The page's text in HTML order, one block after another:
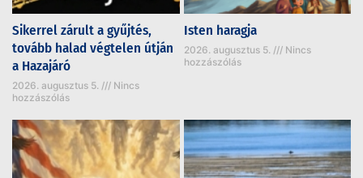
Sikerrel zárult a gyűjtés,
tovább halad végtelen útján
a Hazajáró
2026. augusztus 5.
Nincs
hozzászólás
Isten haragja
2026. augusztus 5.
Nincs
hozzászólás